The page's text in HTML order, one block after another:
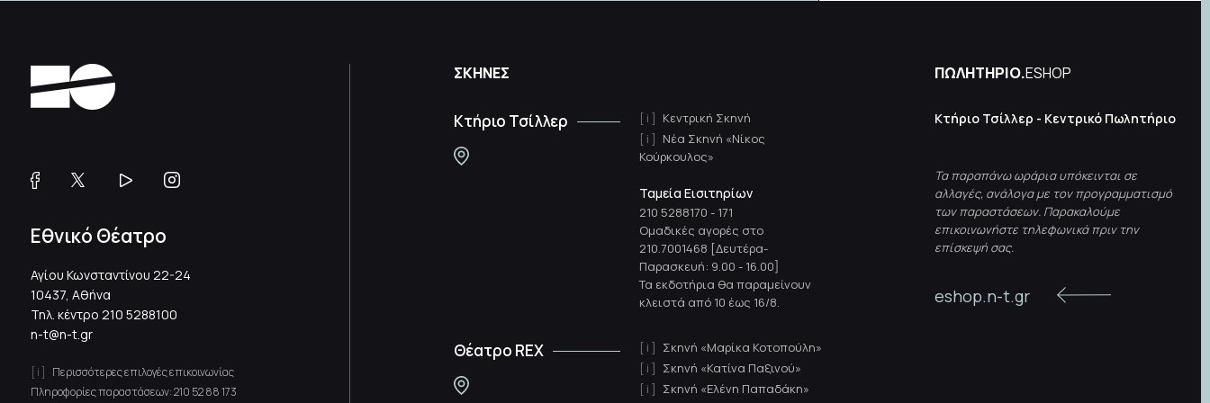
ΣΚΗΝΕΣ
Κτήριο Τσίλλερ
Κεντρική Σκηνή
Νέα Σκηνή «Νίκος
Κούρκουλος»
Ταμεία Εισιτηρίων
210 5288170 - 171
Ομαδικές αγορές στο
210.7001468 [Δευτέρα-
Παρασκευή: 9.00 - 16.00]
Τα εκδοτήρια θα παραμείνουν
κλειστά από 10 έως 16/8.
Θέατρο REX
Σκηνή «Μαρίκα Κοτοπούλη»
Σκηνή «Κατίνα Παξινού»
Σκηνή «Ελένη Παπαδάκη»
ΠΩΛΗΤΗΡΙΟ.ESHOP
Κτήριο Τσίλλερ - Κεντρικό Πωλητήριο
Τα παραπάνω ωράρια υπόκεινται σε
αλλαγές, ανάλογα με τον προγραμματισμό
των παραστάσεων. Παρακαλούμε
επικοινωνήστε τηλεφωνικά πριν την
επίσκεψή σας.
eshop.n-t.gr
Εθνικό Θέατρο
Αγίου Κωνσταντίνου 22-24
10437, Αθήνα
Τηλ. κέντρο 210 5288100
n-t@n-t.gr
Περισσότερες επιλογές επικοινωνίας
Πληροφορίες παραστάσεων:210 52 88 173